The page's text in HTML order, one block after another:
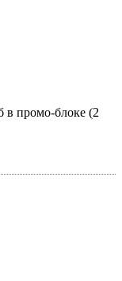
в промо-блоке (2